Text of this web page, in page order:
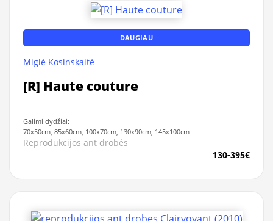
DAUGIAU
Miglė Kosinskaitė
[R] Haute couture
Galimi dydžiai:
70x50cm, 85x60cm, 100x70cm, 130x90cm, 145x100cm
Reprodukcijos ant drobės
130-395€